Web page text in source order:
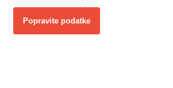
Popravite podatke